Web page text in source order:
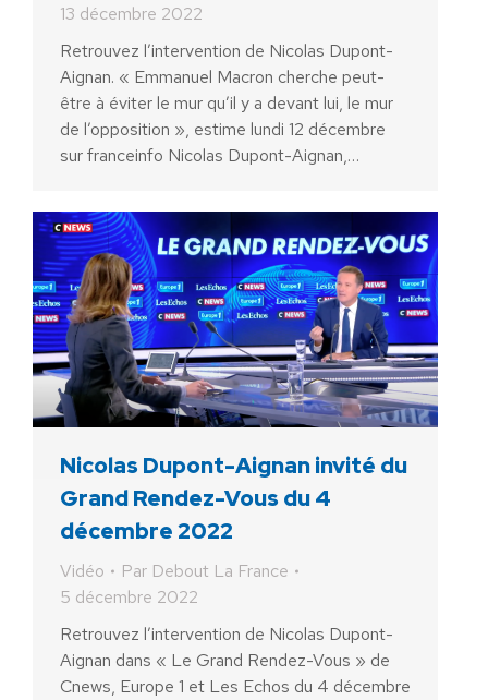
13 décembre 2022
Retrouvez l’intervention de Nicolas Dupont-
Aignan. « Emmanuel Macron cherche peut-
être à éviter le mur qu’il y a devant lui, le mur
de l’opposition », estime lundi 12 décembre
sur franceinfo Nicolas Dupont-Aignan,…
Nicolas Dupont-Aignan invité du
Grand Rendez-Vous du 4
décembre 2022
Vidéo Par Debout La France
5 décembre 2022
Retrouvez l’intervention de Nicolas Dupont-
Aignan dans « Le Grand Rendez-Vous » de
Cnews, Europe 1 et Les Echos du 4 décembre